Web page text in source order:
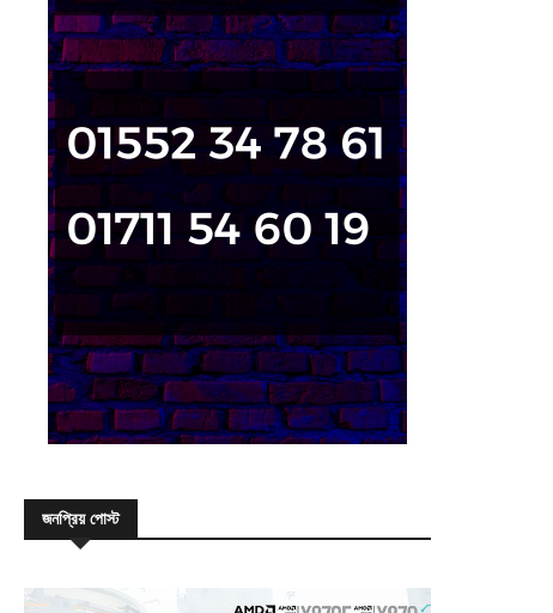
জনপ্রিয় পোস্ট